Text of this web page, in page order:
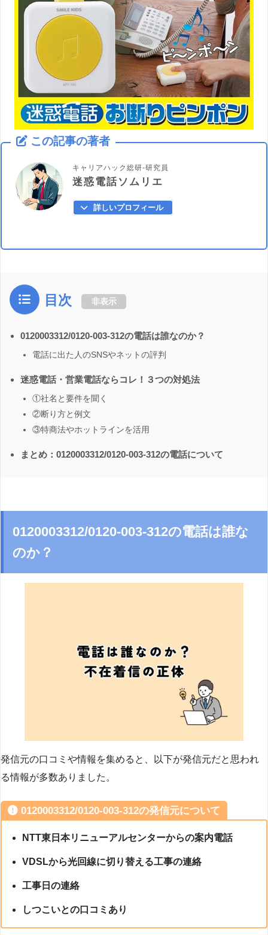
この記事の著者
キャリアハック総研-研究員
迷惑電話ソムリエ
詳しいプロフィール
目次 非表示
0120003312/0120-003-312の電話は誰なのか？
電話に出た人のSNSやネットの評判
迷惑電話・営業電話ならコレ！３つの対処法
①社名と要件を聞く
②断り方と例文
③特商法やホットラインを活用
まとめ：0120003312/0120-003-312の電話について
0120003312/0120-003-312の電話は誰な
のか？
発信元の口コミや情報を集めると、以下が発信元だと思われ
る情報が多数ありました。
0120003312/0120-003-312の発信元について
NTT東日本リニューアルセンターからの案内電話
VDSLから光回線に切り替える工事の連絡
工事日の連絡
しつこいとの口コミあり